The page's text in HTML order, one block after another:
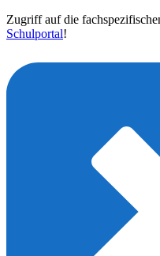
Zugriff auf die
Schulportal!